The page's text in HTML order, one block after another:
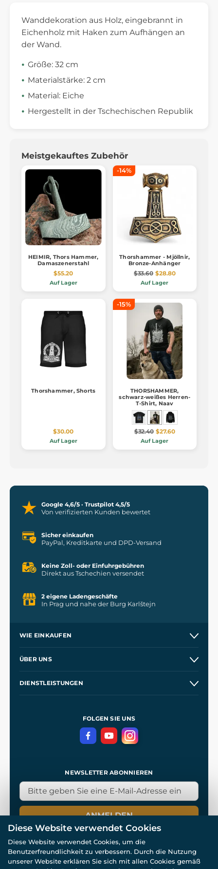
Wanddekoration aus Holz, eingebrannt in
Eichenholz mit Haken zum Aufhängen an
der Wand.
Größe: 32 cm
Materialstärke: 2 cm
Material: Eiche
Hergestellt in der Tschechischen Republik
Meistgekauftes Zubehör
HEIMIR, Thors Hammer,
Damaszenerstahl
$55.20
Auf Lager
-14%
Thorshammer - Mjöllnir,
Bronze-Anhänger
$33.60 $28.80
Auf Lager
Thorshammer, Shorts
$30.00
Auf Lager
-15%
THORSHAMMER,
schwarz-weißes Herren-
T-Shirt, Naav
$32.40 $27.60
Auf Lager
Google 4,6/5 · Trustpilot 4,5/5
Von verifizierten Kunden bewertet
Sicher einkaufen
PayPal, Kreditkarte und DPD-Versand
Keine Zoll- oder Einfuhrgebühren
Direkt aus Tschechien versendet
2 eigene Ladengeschäfte
In Prag und nahe der Burg Karlštejn
WIE EINKAUFEN
Großhandel
ÜBER UNS
DIENSTLEISTUNGEN
GeschäftsbedingungenFOLGEN SIE UNS
NEWSLETTER ABONNIEREN
ANMELDEN
Diese Website verwendet Cookies
Diese Website verwendet Cookies, um die
Benutzerfreundlichkeit zu verbessern. Durch die Nutzung
unserer Website erklären Sie sich mit allen Cookies gemäß